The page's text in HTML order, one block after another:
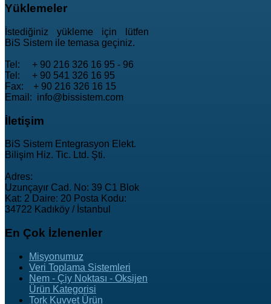
Yüklemeler
İstediğiniz yükleme için lütfen
BiS Sistem ile temasa geçiniz.
Tel: + 90 216 326 16 95 - 96
Tel: + 90 541 326 16 95
Fax: + 90 216 326 16 15
Email: info@bissistem.com
İletişim
BiS Sistem Entegrasyon Elekt.
Bilişim Hiz. Tic. Ltd. Şti.
Adres:
Uzunçayır Cad. No: 39 C1 Blok
Kat: 2 Daire: 20 Posta Kodu:
34722 Kadıköy / İstanbul
En Çok İzlenenler
Misyonumuz
Veri Toplama Sistemleri
Nem - Çiy Noktası - Oksijen
Ürün Kategorisi
Tork Kuvvet Ürün